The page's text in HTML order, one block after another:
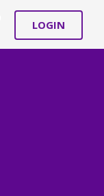
LOGIN